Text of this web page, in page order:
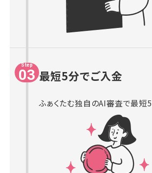
Step
03 最短5分でご入金
ふぁくたむ独自のAI審査で最短